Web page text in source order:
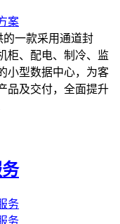
案
一款采用通道封
柜、配电、制冷、监
小型数据中心，为客
品及交付，全面提升
务
务